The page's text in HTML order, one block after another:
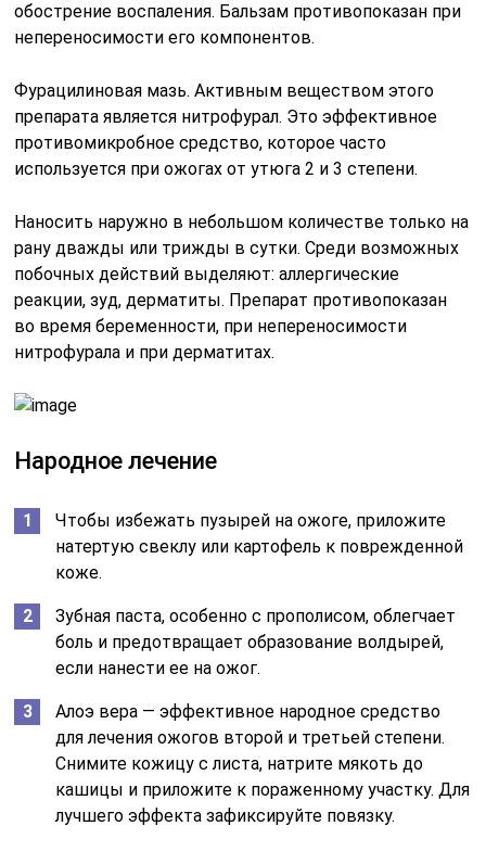
обострение воспаления. Бальзам противопоказан при
непереносимости его компонентов.
Фурацилиновая мазь. Активным веществом этого
препарата является нитрофурал. Это эффективное
противомикробное средство, которое часто
используется при ожогах от утюга 2 и 3 степени.
Наносить наружно в небольшом количестве только на
рану дважды или трижды в сутки. Среди возможных
побочных действий выделяют: аллергические
реакции, зуд, дерматиты. Препарат противопоказан
во время беременности, при непереносимости
нитрофурала и при дерматитах.
Народное лечение
Чтобы избежать пузырей на ожоге, приложите
натертую свеклу или картофель к поврежденной
коже.
Зубная паста, особенно с прополисом, облегчает
боль и предотвращает образование волдырей,
если нанести ее на ожог.
Алоэ вера — эффективное народное средство
для лечения ожогов второй и третьей степени.
Снимите кожицу с листа, натрите мякоть до
кашицы и приложите к пораженному участку. Для
лучшего эффекта зафиксируйте повязку.